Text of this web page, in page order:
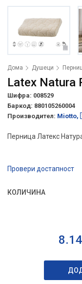
Дома Душеци
Latex Natura
Шифра: 008529
Баркод: 880105260004
Производител:
Перница Латекс
Провери достапност
КОЛИЧИНА